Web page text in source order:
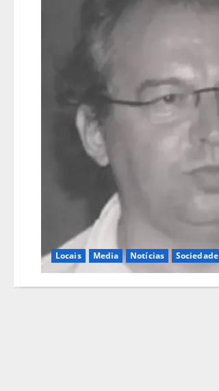
Locais Media Notícias Sociedade